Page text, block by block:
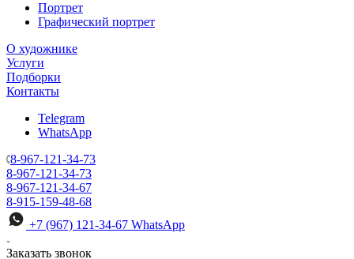
Портрет
Графический портрет
О художнике
Услуги
Подборки
Контакты
Telegram
WhatsApp
8-967-121-34-73
8-967-121-34-73
8-967-121-34-67
8-915-159-48-68
+7 (967) 121-34-67 WhatsApp
Заказать звонок